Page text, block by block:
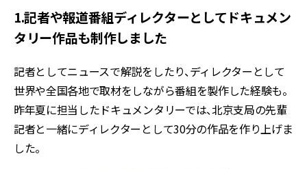
1.記者や報道番組ディレクターとしてドキュメン
タリー作品も制作しました
記者としてニュースで解説をしたり、ディレクターとして
世界や全国各地で取材をしながら番組を製作した経験も。
昨年夏に担当したドキュメンタリーでは、北京支局の先輩
記者と一緒にディレクターとして30分の作品を作り上げま
した。